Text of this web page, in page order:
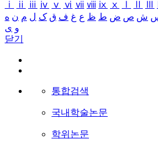
ⅰ
ⅱ ⅲ ⅳ ⅴ ⅵ ⅶ ⅷ ⅸ ⅹ
ش ص ض ط ظ ع غ ف ق ک ل م ن ه
و ی
닫기
통합검색
국내학술논문
학위논문